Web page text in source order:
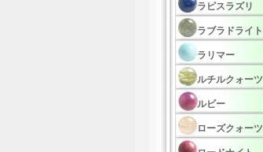
ラピスラズリ
ラブラドライト
ラリマー
ルチルクォーツ
ルビー
ローズクォーツ